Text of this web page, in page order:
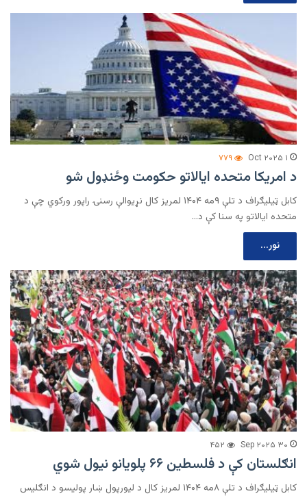
۱ Oct ۲۰۲۵ ۷۷۹
د امریکا متحده ایالاتو حکومت وځنډول شو
کابل ټیلیګراف د تلې ۹مه ۱۴۰۴ لمریز کال نړیوالې رسنۍ راپور ورکوي چې د
متحده ایالاتو په سنا کې د…
نور...
۳۰ Sep ۲۰۲۵ ۴۵۲
انګلستان کې د فلسطین ۶۶ پلویانو نیول شوي
کابل ټیلیګراف د تلې ۸مه ۱۴۰۴ لمریز کال د لیورپول ښار پولیسو د انګلیس